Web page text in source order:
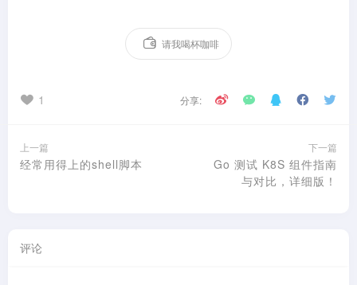
请我喝杯咖啡
1 分享:
上一篇
经常用得上的shell脚本
下一篇
Go 测试 K8S 组件指南
与对比，详细版！
评论